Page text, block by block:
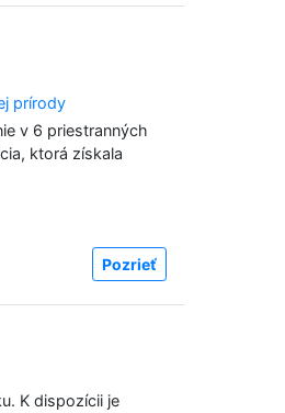
prírody
v 6 priestranných
ktorá získala
Pozrieť
K dispozícii je